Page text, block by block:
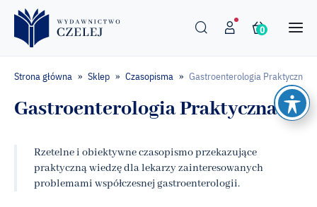
0
Strona główna » Sklep » Czasopisma » Gastroenterologia Praktyczna
Gastroenterologia Praktyczna
Rzetelne i obiektywne czasopismo przekazujące
praktyczną wiedzę dla lekarzy zainteresowanych
problemami współczesnej gastroenterologii.